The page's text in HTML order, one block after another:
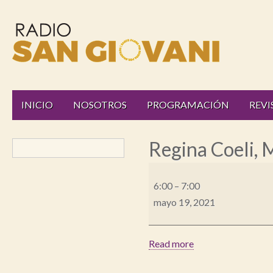
Radio
San
Main
menu
INICIO NOSOTROS PROGRAMACIÓN
Regina Coeli,
Coeli,
Mensaje
Oración
6:00 – 7:00
mayo 19, 2021
Read more